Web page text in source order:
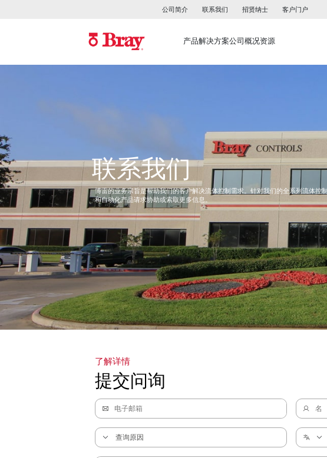
公司简介 联系我们 招贤纳士 客户门户
产品解决方案公司概况资源
联系我们
博雷的业务宗旨是帮助我们的客户解决流体控制需求。针对我们的全系列流体控制
和自动化产品请求协助或索取更多信息。
了解详情
提交问询